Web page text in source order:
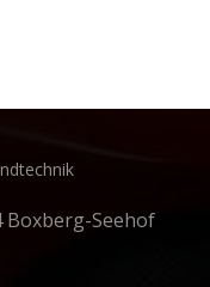
Boxberg-Seehof